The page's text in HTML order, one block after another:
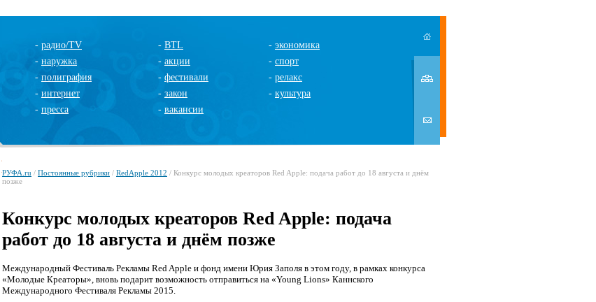
- радио/TV
- наружка
- полиграфия
- интернет
- пресса
- BTL
- акции
- фестивали
- закон
- вакансии
- экономика
- спорт
- релакс
- культура
РУФА.ru / Постоянные рубрики / RedApple 2012 / Конкурс молодых креаторов Red Apple: подача работ до 18 августа и днём
позже
Конкурс молодых креаторов Red Apple: подача
работ до 18 августа и днём позже
Международный Фестиваль Рекламы Red Apple и фонд имени Юрия Заполя в этом году, в рамках конкурса
«Молодые Креаторы», вновь подарит возможность отправиться на «Young Lions» Каннского
Международного Фестиваля Рекламы 2015.